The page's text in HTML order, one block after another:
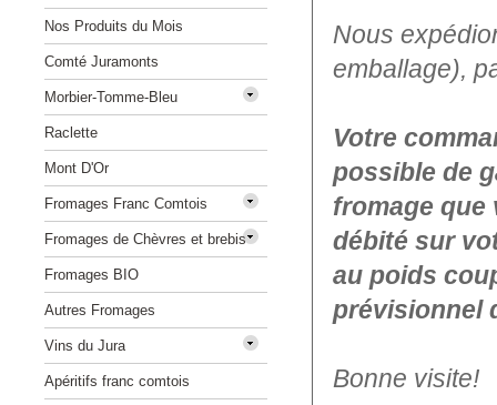
Nous
emballage),
Votre
possible de
fromage que
débité sur
au poids
prévisionnel
Bonne visite!
Nos Produits du Mois
Comté Juramonts
Morbier-Tomme-Bleu
Raclette
Mont D'Or
Fromages Franc Comtois
Fromages de Chèvres et brebis
Fromages BIO
Autres Fromages
Vins du Jura
Apéritifs franc comtois